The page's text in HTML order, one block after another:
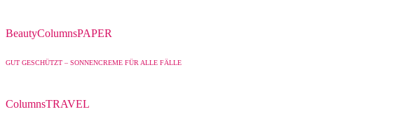
BeautyColumnsPAPER
GUT GESCHÜTZT – SONNENCREME FÜR ALLE FÄLLE
ColumnsTRAVEL